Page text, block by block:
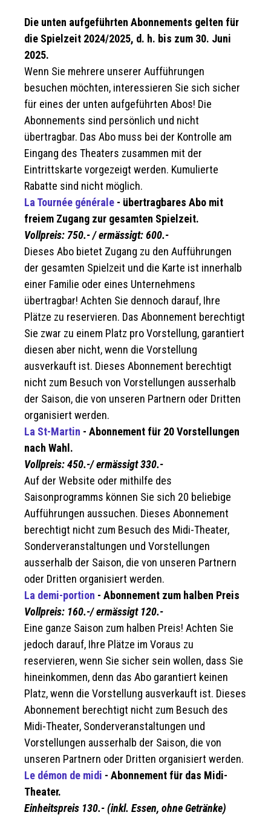
Die unten aufgeführten Abonnements gelten für
die Spielzeit 2024/2025, d. h. bis zum 30. Juni
2025.
Wenn Sie mehrere unserer Aufführungen
besuchen möchten, interessieren Sie sich sicher
für eines der unten aufgeführten Abos! Die
Abonnements sind persönlich und nicht
übertragbar. Das Abo muss bei der Kontrolle am
Eingang des Theaters zusammen mit der
Eintrittskarte vorgezeigt werden. Kumulierte
Rabatte sind nicht möglich.
La Tournée générale - übertragbares Abo mit
freiem Zugang zur gesamten Spielzeit.
Vollpreis: 750.- / ermässigt: 600.-
Dieses Abo bietet Zugang zu den Aufführungen
der gesamten Spielzeit und die Karte ist innerhalb
einer Familie oder eines Unternehmens
übertragbar! Achten Sie dennoch darauf, Ihre
Plätze zu reservieren. Das Abonnement berechtigt
Sie zwar zu einem Platz pro Vorstellung, garantiert
diesen aber nicht, wenn die Vorstellung
ausverkauft ist. Dieses Abonnement berechtigt
nicht zum Besuch von Vorstellungen ausserhalb
der Saison, die von unseren Partnern oder Dritten
organisiert werden.
La St-Martin - Abonnement für 20 Vorstellungen
nach Wahl.
Vollpreis: 450.-/ ermässigt 330.-
Auf der Website oder mithilfe des
Saisonprogramms können Sie sich 20 beliebige
Aufführungen aussuchen. Dieses Abonnement
berechtigt nicht zum Besuch des Midi-Theater,
Sonderveranstaltungen und Vorstellungen
ausserhalb der Saison, die von unseren Partnern
oder Dritten organisiert werden.
La demi-portion - Abonnement zum halben Preis
Vollpreis: 160.-/ ermässigt 120.-
Eine ganze Saison zum halben Preis! Achten Sie
jedoch darauf, Ihre Plätze im Voraus zu
reservieren, wenn Sie sicher sein wollen, dass Sie
hineinkommen, denn das Abo garantiert keinen
Platz, wenn die Vorstellung ausverkauft ist. Dieses
Abonnement berechtigt nicht zum Besuch des
Midi-Theater, Sonderveranstaltungen und
Vorstellungen ausserhalb der Saison, die von
unseren Partnern oder Dritten organisiert werden.
Le démon de midi - Abonnement für das Midi-
Theater.
Einheitspreis 130.- (inkl. Essen, ohne Getränke)